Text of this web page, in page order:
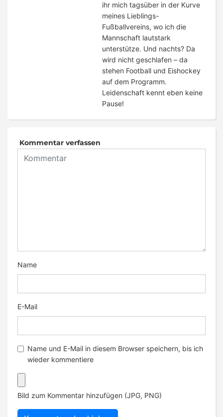
ihr mich tagsüber in der Kurve
meines Lieblings-
Fußballvereins, wo ich die
Mannschaft lautstark
unterstütze. Und nachts? Da
wird nicht geschlafen – da
stehen Football und Eishockey
auf dem Programm.
Leidenschaft kennt eben keine
Pause!
Kommentar verfassen
Name
E-Mail
Name und E-Mail in diesem Browser speichern, bis ich
wieder kommentiere
Bild zum Kommentar hinzufügen (JPG, PNG)